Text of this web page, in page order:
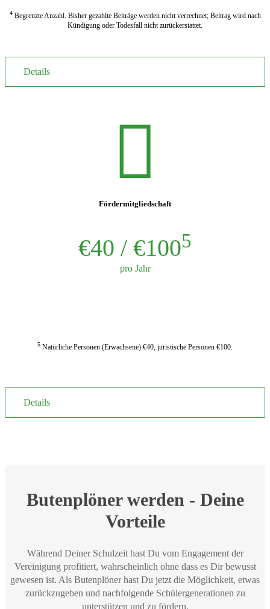
4Begrenzte Anzahl. Bisher gezahlte Beiträge werden nicht verrechnet; Beitrag wird nach
Kündigung oder Todesfall nicht zurückerstattet.
Details
Fördermitgliedschaft
€40 / €1005
pro Jahr
5 Natürliche Personen (Erwachsene) €40, juristische Personen €100.
Details
Butenplöner werden - Deine
Vorteile
Während Deiner Schulzeit hast Du vom Engagement der
Vereinigung profitiert, wahrscheinlich ohne dass es Dir bewusst
gewesen ist. Als Butenplöner hast Du jetzt die Möglichkeit, etwas
zurückzugeben und nachfolgende Schülergenerationen zu
unterstützen und zu fördern.